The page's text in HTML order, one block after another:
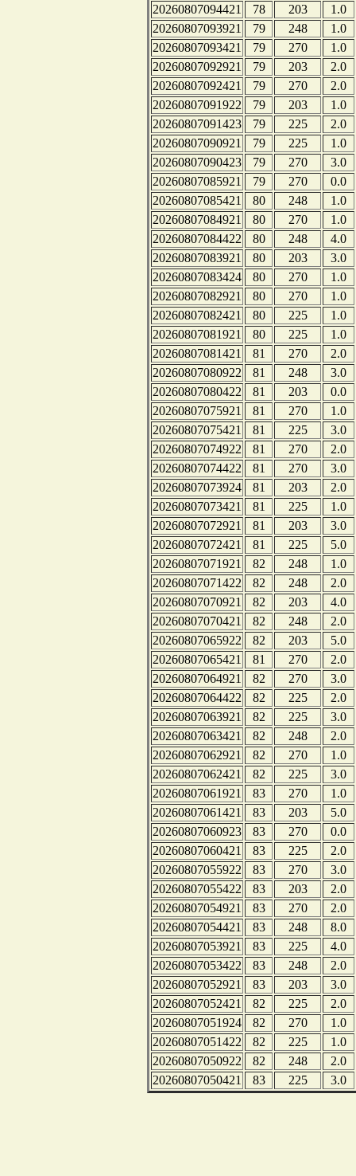
20260807094421
78 203
1.0
20260807093921
79 248
1.0
20260807093421
79 270
1.0
20260807092921
79 203
2.0
20260807092421
79 270
2.0
20260807091922
79 203
1.0
20260807091423
79 225
2.0
20260807090921
79 225
1.0
20260807090423
79 270
3.0
20260807085921
79 270
0.0
20260807085421
80 248
1.0
20260807084921
80 270
1.0
20260807084422
80 248
4.0
20260807083921
80 203
3.0
20260807083424
80 270
1.0
20260807082921
80 270
1.0
20260807082421
80 225
1.0
20260807081921
80 225
1.0
20260807081421
81 270
2.0
20260807080922
81 248
3.0
20260807080422
81 203
0.0
20260807075921
81 270
1.0
20260807075421
81 225
3.0
20260807074922
81 270
2.0
20260807074422
81 270
3.0
20260807073924
81 203
2.0
20260807073421
81 225
1.0
20260807072921
81 203
3.0
20260807072421
81 225
5.0
20260807071921
82 248
1.0
20260807071422
82 248
2.0
20260807070921
82 203
4.0
20260807070421
82 248
2.0
20260807065922
82 203
5.0
20260807065421
81 270
2.0
20260807064921
82 270
3.0
20260807064422
82 225
2.0
20260807063921
82 225
3.0
20260807063421
82 248
2.0
20260807062921
82 270
1.0
20260807062421
82 225
3.0
20260807061921
83 270
1.0
20260807061421
83 203
5.0
20260807060923
83 270
0.0
20260807060421
83 225
2.0
20260807055922
83 270
3.0
20260807055422
83 203
2.0
20260807054921
83 270
2.0
20260807054421
83 248
8.0
20260807053921
83 225
4.0
20260807053422
83 248
2.0
20260807052921
83 203
3.0
20260807052421
82 225
2.0
20260807051924
82 270
1.0
20260807051422
82 225
1.0
20260807050922
82 248
2.0
20260807050421
83 225 3.0